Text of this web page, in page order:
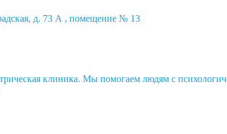
д. 73 А , помещение № 13
клиника. Мы помогаем людям с